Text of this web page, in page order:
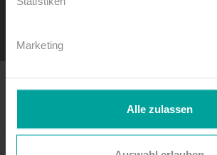
Marketing
Alle zulassen